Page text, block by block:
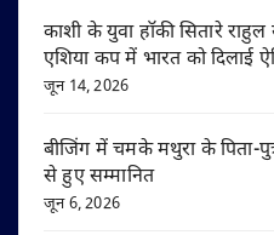
काशी के युवा हॉकी सितारे
एशिया कप में भारत को दिलाई
जून 14, 2026
बीजिंग में चमके मथुरा के पिता-
से हुए सम्मानित
जून 6, 2026